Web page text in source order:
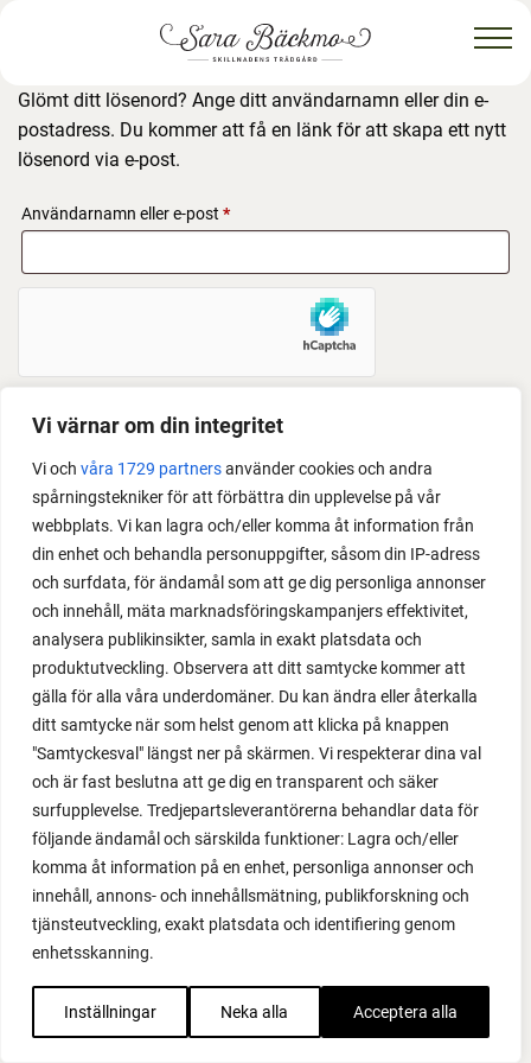
Vi värnar om din integritet
Vi och våra 1729 partnersanvänder cookies och andra
spårningstekniker för att förbättra din upplevelse på vår
webbplats. Vi kan lagra och/eller komma åt information från
din enhet och behandla personuppgifter, såsom din IP-adress
och surfdata, för ändamål som att ge dig personliga annonser
och innehåll, mäta marknadsföringskampanjers effektivitet,
analysera publikinsikter, samla in exakt platsdata och
produktutveckling. Observera att ditt samtycke kommer att
gälla för alla våra underdomäner. Du kan ändra eller återkalla
ditt samtycke när som helst genom att klicka på knappen
"Samtyckesval" längst ner på skärmen. Vi respekterar dina val
och är fast beslutna att ge dig en transparent och säker
surfupplevelse. Tredjepartsleverantörerna behandlar data för
följande ändamål och särskilda funktioner: Lagra och/eller
komma åt information på en enhet, personliga annonser och
innehåll, annons- och innehållsmätning, publikforskning och
tjänsteutveckling, exakt platsdata och identifiering genom
enhetsskanning.
Inställningar Neka alla Acceptera alla
Glömt ditt lösenord? Ange ditt användarnamn eller din e-
postadress. Du kommer att få en länk för att skapa ett nytt
lösenord via e-post.
Användarnamn eller e-post *Obligatoriskt
ÅTERSTÄLL LÖSENORD
FACEBOOK
YOUTUBE